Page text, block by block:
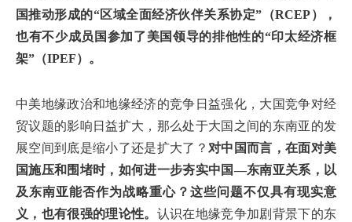
国推动形成的“区域全面经济伙伴关系协定”（RCEP），
也有不少成员国参加了美国领导的排他性的“印太经济框
架”（IPEF）。
中美地缘政治和地缘经济的竞争日益强化，大国竞争对经
贸议题的影响日益扩大，那么处于大国之间的东南亚的发
展空间到底是缩小了还是扩大了？ 对中国而言，在面对美
国施压和围堵时，如何进一步夯实中国—东南亚关系，以
及东南亚能否作为战略重心？这些问题不仅具有现实意
义，也有很强的理论性。 认识在地缘竞争加剧背景下的东